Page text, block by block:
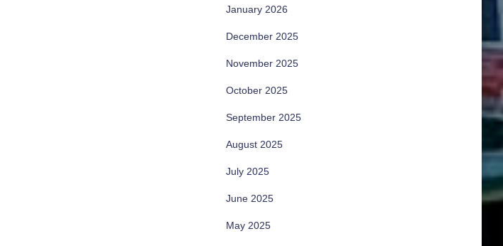
January 2026
December 2025
November 2025
October 2025
September 2025
August 2025
July 2025
June 2025
May 2025